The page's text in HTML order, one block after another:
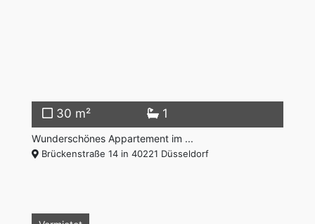
30 m² 1
Wunderschönes Appartement im ...
Brückenstraße 14 in 40221 Düsseldorf